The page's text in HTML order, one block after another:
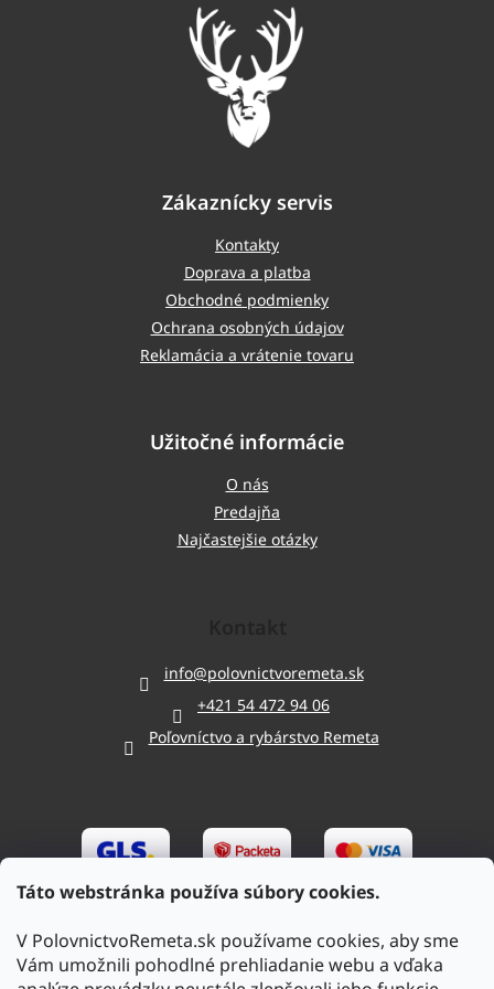
Táto webstránka používa súbory cookies.
V PolovnictvoRemeta.sk používame cookies, aby sme
Vám umožnili pohodlné prehliadanie webu a vďaka
Zákaznícky servis
Kontakty
Doprava a platba
Obchodné podmienky
Ochrana osobných údajov
Reklamácia a vrátenie tovaru
Užitočné informácie
O nás
Predajňa
Najčastejšie otázky
info@polovnictvoremeta.sk
+421 54 472 94 06
Poľovníctvo a rybárstvo Remeta